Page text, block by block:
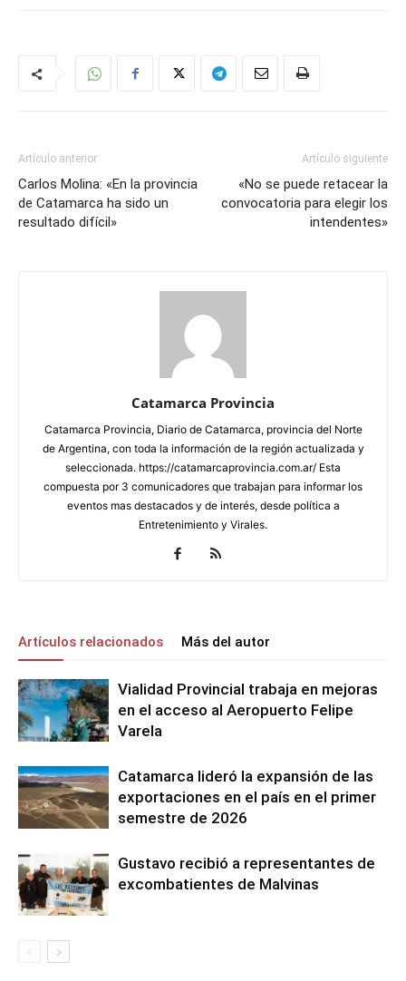
Artículo anterior
Carlos Molina: «En la provincia
de Catamarca ha sido un
resultado difícil»
Artículo siguiente
«No se puede retacear la
convocatoria para elegir los
intendentes»
Catamarca Provincia
Catamarca Provincia, Diario de Catamarca, provincia del Norte
de Argentina, con toda la información de la región actualizada y
seleccionada. https://catamarcaprovincia.com.ar/ Esta
compuesta por 3 comunicadores que trabajan para informar los
eventos mas destacados y de interés, desde política a
Entretenimiento y Virales.
Artículos relacionados Más del autor
Vialidad Provincial trabaja en mejoras
en el acceso al Aeropuerto Felipe
Varela
Catamarca lideró la expansión de las
exportaciones en el país en el primer
semestre de 2026
Gustavo recibió a representantes de
excombatientes de Malvinas